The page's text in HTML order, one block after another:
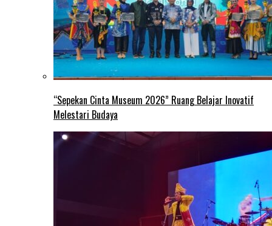
“Sepekan Cinta Museum 2026” Ruang Belajar Inovatif
Melestari Budaya